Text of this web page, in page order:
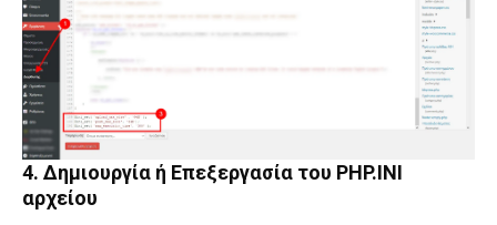
4. Δημιουργία ή Επεξεργασία του PHP.INI
αρχείου